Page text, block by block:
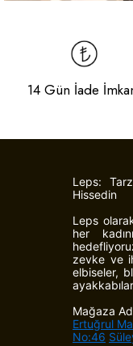
14 Gün İade
Leps:
Hissedin
Leps
her
zevke ve
elbiseler,
Mağaza
Ertuğrul
No:46